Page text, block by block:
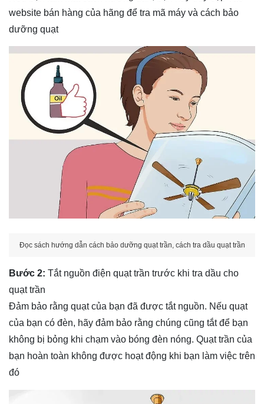
website bán hàng của hãng để tra mã máy và cách bảo
dưỡng quạt
Đọc sách hướng dẫn cách bảo dưỡng quạt trần, cách tra dầu quạt trần
Bước 2: Tắt nguồn điện quạt trần trước khi tra dầu cho
quạt trần
Đảm bảo rằng quạt của bạn đã được tắt nguồn. Nếu quạt
của bạn có đèn, hãy đảm bảo rằng chúng cũng tắt để bạn
không bị bỏng khi chạm vào bóng đèn nóng. Quạt trần của
bạn hoàn toàn không được hoạt động khi bạn làm việc trên
đó